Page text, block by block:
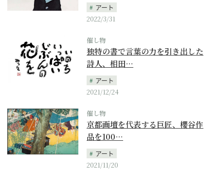
アート
2022/3/31
催し物
独特の書で言葉の力を引き出した
詩人、相田…
アート
2021/12/24
催し物
京都画壇を代表する巨匠、櫻谷作
品を100…
アート
2021/11/20